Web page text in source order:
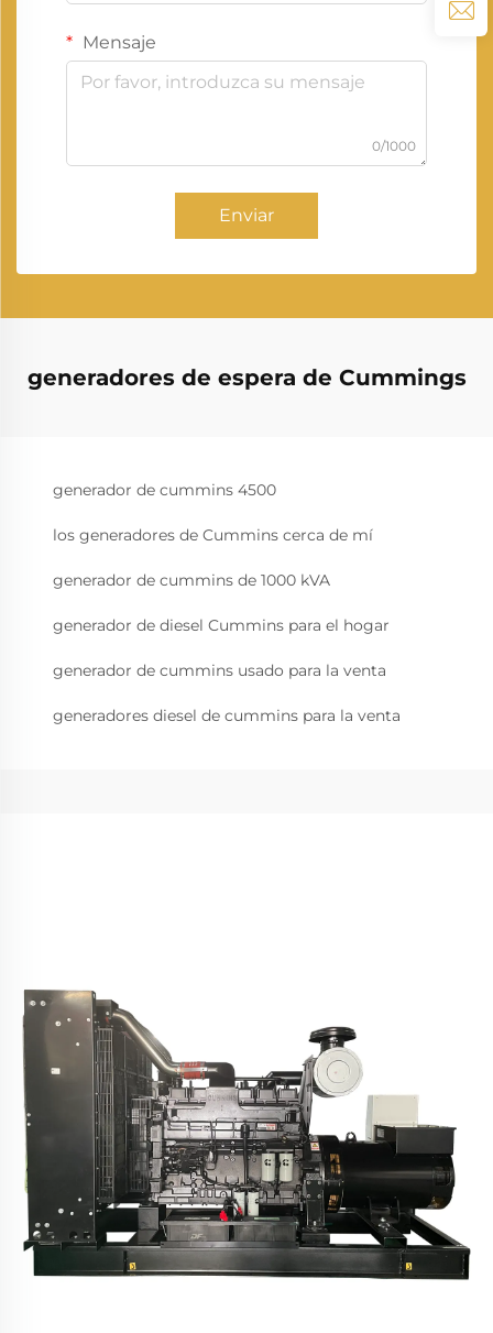
Mensaje
0/1000
Enviar
generadores de espera de Cummings
generador de cummins 4500
los generadores de Cummins cerca de mí
generador de cummins de 1000 kVA
generador de diesel Cummins para el hogar
generador de cummins usado para la venta
generadores diesel de cummins para la venta